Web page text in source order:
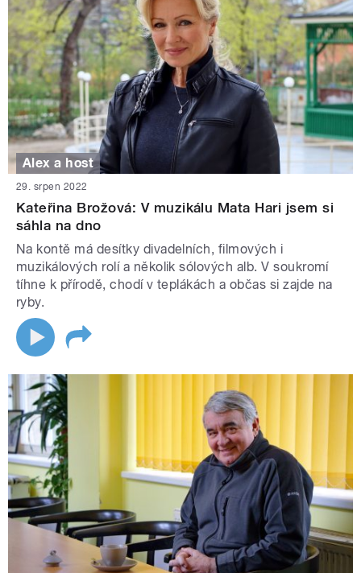
Alex a host
29. srpen 2022
Kateřina Brožová: V muzikálu Mata Hari jsem si
sáhla na dno
Na kontě má desítky divadelních, filmových i
muzikálových rolí a několik sólových alb. V soukromí
tíhne k přírodě, chodí v teplákách a občas si zajde na
ryby.